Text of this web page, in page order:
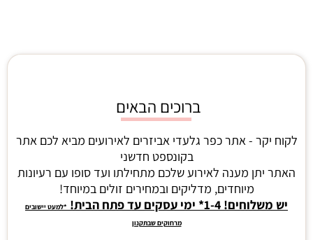
ברוכים הבאים
לקוח יקר - אתר כפר גלעדי אביזרים לאירועים מביא לכם אתר
בקונספט חדשני
האתר יתן מענה לאירוע שלכם מתחילתו ועד סופו עם רעיונות
מיוחדים, מדליקים ובמחירים זולים במיוחד!
יש משלוחים! 1-4* ימי עסקים עד פתח הבית!
*למעט יישובים
מרחוקים שבתקנון